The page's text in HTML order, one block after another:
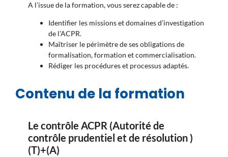
A l’issue de la formation, vous serez capable de :
Identifier les missions et domaines d’investigation
de l’ACPR.
Maîtriser le périmètre de ses obligations de
formalisation, formation et commercialisation.
Rédiger les procédures et processus adaptés.
Contenu de la formation
Le contrôle ACPR (Autorité de
contrôle prudentiel et de résolution )
(T)+(A)